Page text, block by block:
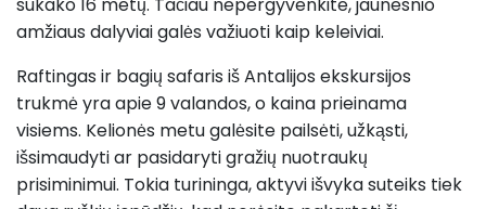
sukako 16 metų. Tačiau nepergyvenkite, jaunesnio
amžiaus dalyviai galės važiuoti kaip keleiviai.
Raftingas ir bagių safaris iš Antalijos ekskursijos
trukmė yra apie 9 valandos, o kaina prieinama
visiems. Kelionės metu galėsite pailsėti, užkąsti,
išsimaudyti ar pasidaryti gražių nuotraukų
prisiminimui. Tokia turininga, aktyvi išvyka suteiks tiek